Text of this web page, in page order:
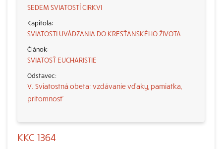
SEDEM SVIATOSTÍ CIRKVI
SVIATOSTI UVÁDZANIA DO KRESŤANSKÉHO ŽIVOTA
SVIATOSŤ EUCHARISTIE
V. Sviatostná obeta: vzdávanie vďaky, pamiatka,
prítomnosť
KKC 1364